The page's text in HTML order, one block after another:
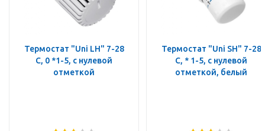
Термостат "Uni LH" 7-28
C, 0 *1-5, с нулевой
отметкой
Термостат "Uni SH" 7-28
C, * 1-5, с нулевой
отметкой, белый